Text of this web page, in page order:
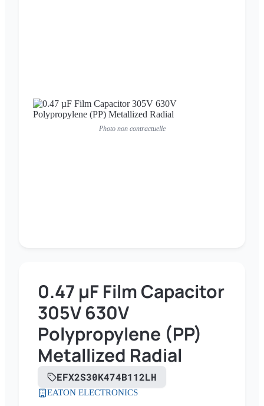
Photo non contractuelle
0.47 µF Film Capacitor
305V 630V
Polypropylene (PP)
Metallized Radial
EFX2S30K474B112LH
EATON ELECTRONICS